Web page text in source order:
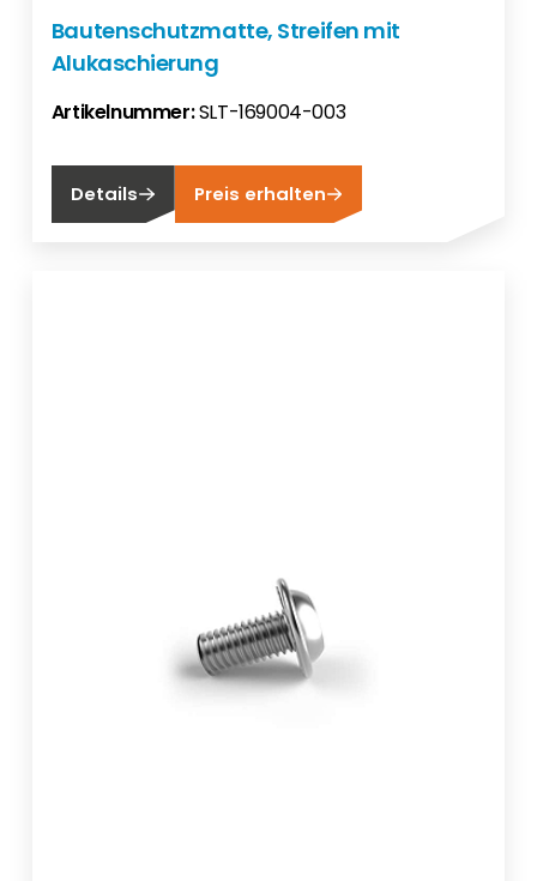
Bautenschutzmatte, Streifen mit
Alukaschierung
Artikelnummer:SLT-169004-003
Details Preis erhalten